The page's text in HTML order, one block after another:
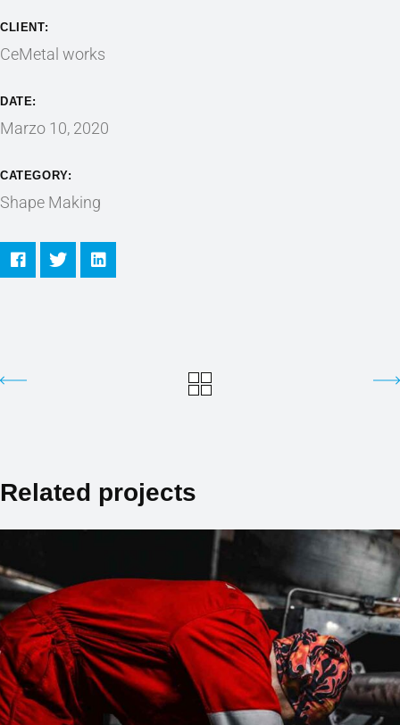
CLIENT:
CeMetal works
DATE:
Marzo 10, 2020
CATEGORY:
Shape Making
Related projects